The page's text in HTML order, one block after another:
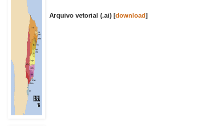
Arquivo vetorial (.ai) [download]